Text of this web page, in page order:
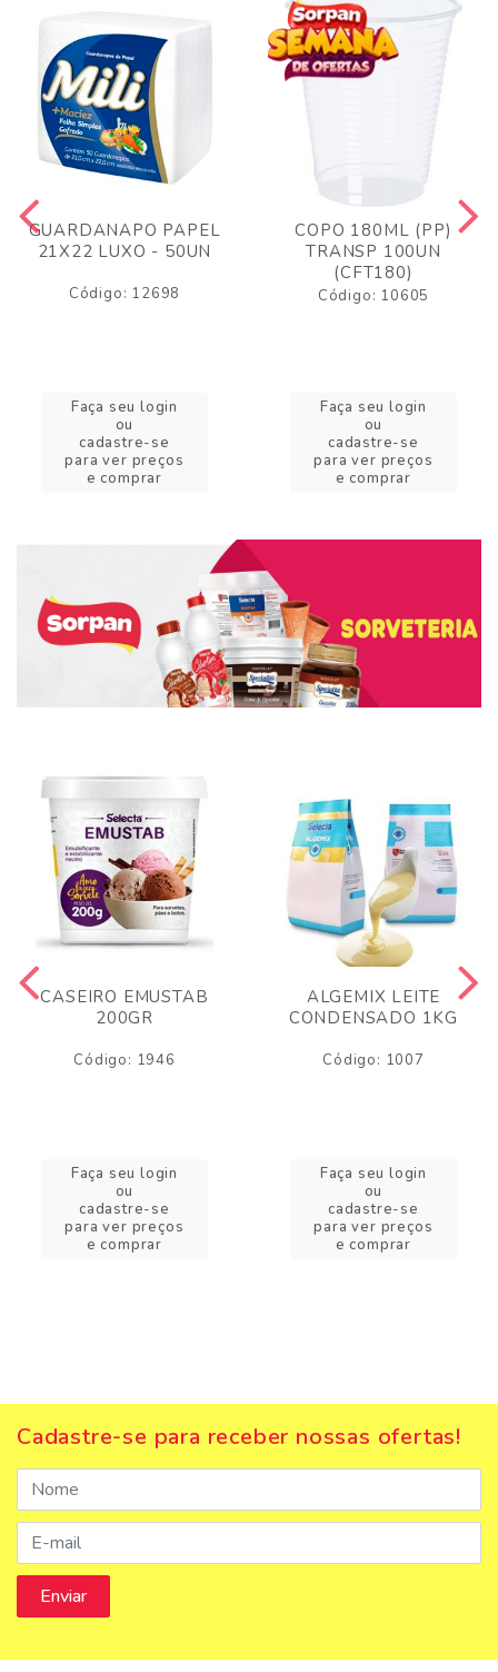
GUARDANAPO PAPEL
21X22 LUXO - 50UN
Código: 12698
Faça seu login
ou
cadastre-se
para ver preços
e comprar
COPO 180ML (PP)
TRANSP 100UN
(CFT180)
Código: 10605
Faça seu login
ou
cadastre-se
para ver preços
e comprar
CASEIRO EMUSTAB
200GR
Código: 1946
Faça seu login
ou
cadastre-se
para ver preços
e comprar
ALGEMIX LEITE
CONDENSADO 1KG
Código: 1007
Faça seu login
ou
cadastre-se
para ver preços
e comprar
Cadastre-se para receber nossas ofertas!